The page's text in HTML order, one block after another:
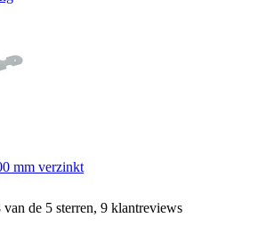
mm verzinkt
de 5 sterren, 9 klantreviews